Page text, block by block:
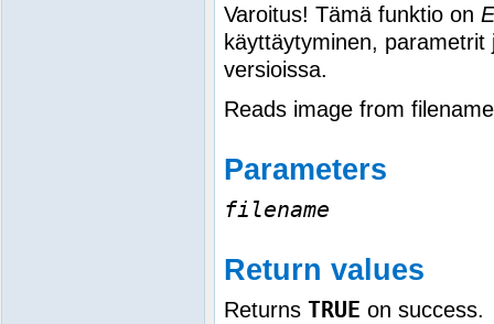
Varoitus! Tämä funktio on
käyttäytyminen,
versioissa.
Reads image from filename
Parameters
filename
Return values
Returns TRUE on success.